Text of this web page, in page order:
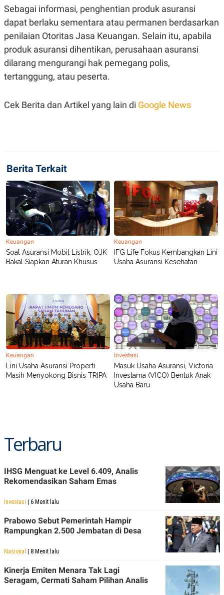
A
D
A
A
G
S
K
N
N
L
P
S
K
N
N
A
C
A
D
E
M
Y
P
E
R
E
L
E
A
S
E
.
L
N
A
N
A
N
C
E
K
N
E
R
J
A
E
M
I
T
PE
R
T
S
I
N
K
M
E
A
I
D
Sebagai informasi, penghentian produk asuransi
dapat berlaku sementara atau permanen berdasarkan
penilaian Otoritas Jasa Keuangan. Selain itu, apabila
produk asuransi dihentikan, perusahaan asuransi
dilarang mengurangi hak pemegang polis,
tertanggung, atau peserta.
Cek Berita dan Artikel yang lain di Google News
Berita Terkait
Keuangan
Soal Asuransi Mobil Listrik, OJK
Bakal Siapkan Aturan Khusus
Keuangan
IFG Life Fokus Kembangkan Lini
Usaha Asuransi Kesehatan
Keuangan
Lini Usaha Asuransi Properti
Masih Menyokong Bisnis TRIPA
Investasi
Masuk Usaha Asuransi, Victoria
Investama (VICO) Bentuk Anak
Usaha Baru
Terbaru
IHSG Menguat ke Level 6.409, Analis
Rekomendasikan Saham Emas
Investasi | 6 Menit lalu
Prabowo Sebut Pemerintah Hampir
Rampungkan 2.500 Jembatan di Desa
Nasional | 8 Menit lalu
Kinerja Emiten Menara Tak Lagi
Seragam, Cermati Saham Pilihan Analis